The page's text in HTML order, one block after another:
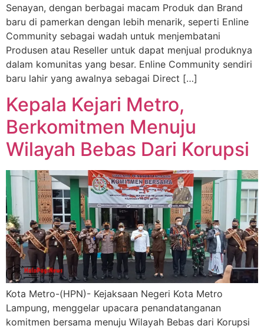
Senayan, dengan berbagai macam Produk dan Brand
baru di pamerkan dengan lebih menarik, seperti Enline
Community sebagai wadah untuk menjembatani
Produsen atau Reseller untuk dapat menjual produknya
dalam komunitas yang besar. Enline Community sendiri
baru lahir yang awalnya sebagai Direct […]
Kepala Kejari Metro,
Berkomitmen Menuju
Wilayah Bebas Dari Korupsi
Kota Metro-(HPN)- Kejaksaan Negeri Kota Metro
Lampung, menggelar upacara penandatanganan
komitmen bersama menuju Wilayah Bebas dari Korupsi